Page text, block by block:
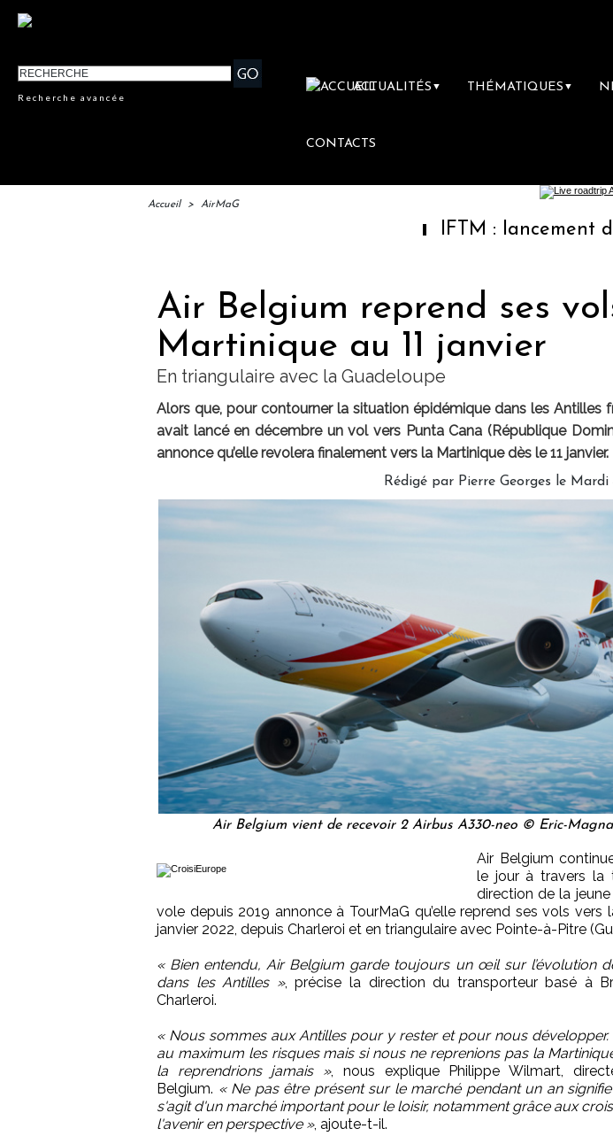
Recherche avancée
ACTUALITÉS ▼ THÉMATIQUES ▼
CONTACTS
Accueil > AirMaG
IFTM : lancement des
Air Belgium reprend ses
Martinique au 11 janvier
En triangulaire avec la Guadeloupe
Alors que, pour contourner la situation épidémique dans les Antilles
avait lancé en décembre un vol vers Punta Cana (République
annonce qu’elle revolera finalement vers la Martinique dès le 11 janvier.
Rédigé par Pierre Georges le Mardi
Air Belgium vient de recevoir 2 Airbus A330-neo © Eric-
Air Belgium
le jour à travers la
direction de la
vole depuis 2019 annonce à TourMaG qu’elle reprend ses vols vers
janvier 2022, depuis Charleroi et en triangulaire avec Pointe-à-Pitre
« Bien entendu, Air Belgium garde toujours un œil sur l’évolution
dans les Antilles », précise la direction du transporteur basé à
Charleroi.
« Nous sommes aux Antilles pour y rester et pour nous
au maximum les risques mais si nous ne reprenions pas la
la reprendrions jamais », nous explique Philippe Wilmart,
Belgium. « Ne pas être présent sur le marché pendant un an
s'agit d'un marché important pour le loisir, notamment grâce aux
l'avenir en perspective », ajoute-t-il.